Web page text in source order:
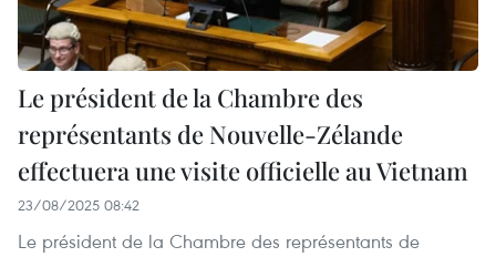
Le président de la Chambre des
représentants de Nouvelle-Zélande
effectuera une visite officielle au Vietnam
23/08/2025 08:42
Le président de la Chambre des représentants de